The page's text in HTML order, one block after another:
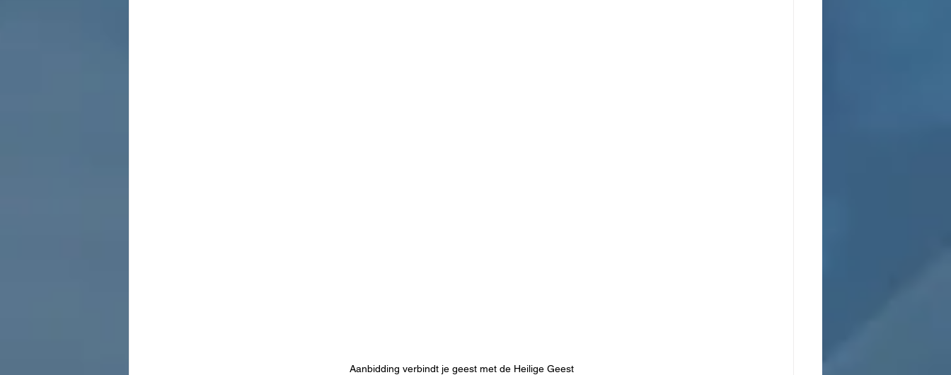
Aanbidding verbindt je geest met de Heilige Geest